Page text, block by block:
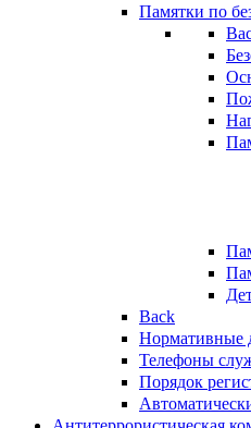
Памятки по
Back
Нормативные
Телефоны
Порядок